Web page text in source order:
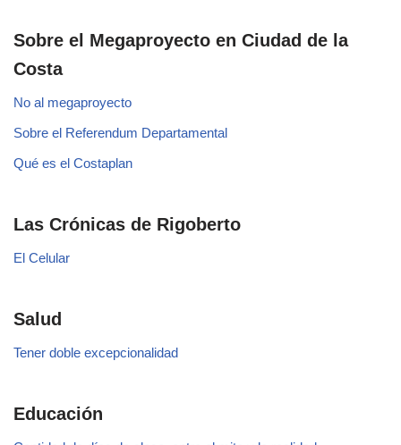
Sobre el Megaproyecto en Ciudad de la
Costa
No al megaproyecto
Sobre el Referendum Departamental
Qué es el Costaplan
Las Crónicas de Rigoberto
El Celular
Salud
Tener doble excepcionalidad
Educación